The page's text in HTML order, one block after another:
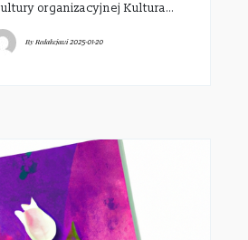
organizacyjnej Kultura…
ByRedakcjawi 2025-01-20